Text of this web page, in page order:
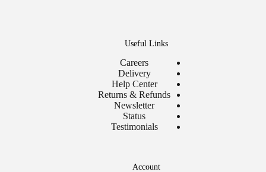
Useful Links
Careers
Delivery
Help Center
Returns & Refunds
Newsletter
Status
Testimonials
Account